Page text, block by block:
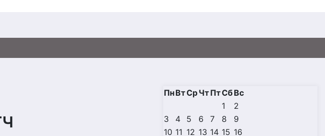
ПнВтСрЧтПтСбВс
1
2
3
4 5 6 7 8
9
10 11 12 13 14 15 16